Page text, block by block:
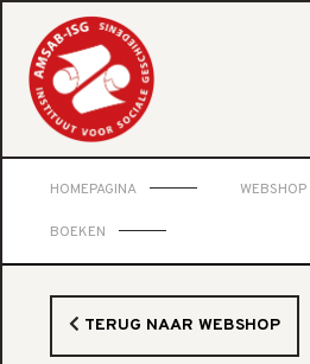
HOMEPAGINA WEBSHOP
BOEKEN
TERUG NAAR WEBSHOP